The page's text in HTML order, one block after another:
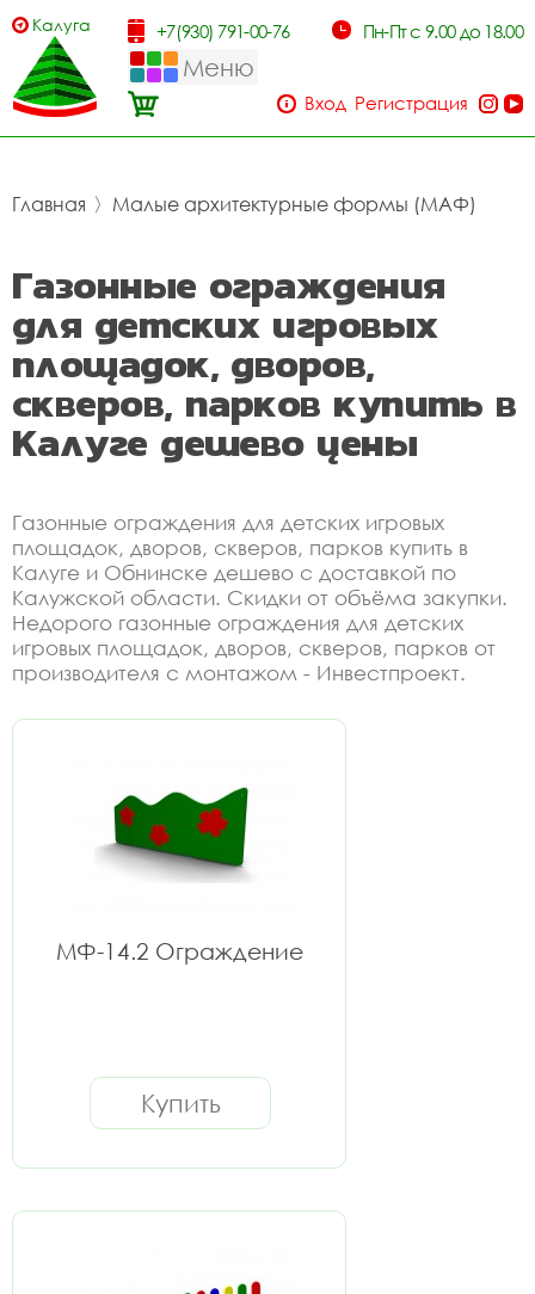
Калуга +7(930) 791-00-76 Пн-Пт с 9.00 до 18.00
Меню
Вход Регистрация
Главная 〉 Малые архитектурные формы (МАФ)
Газонные ограждения
для детских игровых
площадок, дворов,
скверов, парков купить в
Калуге дешево цены
Газонные ограждения для детских игровых
площадок, дворов, скверов, парков купить в
Калуге и Обнинске дешево с доставкой по
Калужской области. Скидки от объёма закупки.
Недорого газонные ограждения для детских
игровых площадок, дворов, скверов, парков от
производителя с монтажом - Инвестпроект.
МФ-14.2 Ограждение
Купить